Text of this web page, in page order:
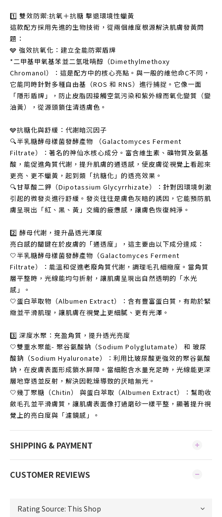
1️⃣ 雙效防禦:抗氧＋抗糖 擊退環境性蠟黃
這款配方採用先進的生物技術，從兩個維度根源解決肌膚發黃問
題：
🩶 強效抗氧化：建立全能防禦盾牌
*二甲基甲氧基苯並二氫吡喃醇（Dimethylmethoxy
Chromanol）：這是配方中的核心亮點。與一般的維他命C不同，
它能同時針對多種自由基（ROS 和 RNS）進行捕捉。它像一面
「隱形盾牌」，防止皮脂因接觸空氣污染和紫外線而氧化變質（變
油黃），從源頭鎖住清透膚色。
🩶抗糖化與舒緩：代謝暗沉因子
🔍半乳糖酵母樣菌發酵產物 （Galactomyces Ferment
Filtrate）：著名的神仙水核心成分。富含維生素、礦物質及氨基
酸，能促進角質代謝，提升肌膚的通透感，使皮膚從視覺上看起來
更亮、更不蠟黃，起到類「抗糖化」的透亮效果。
🔍甘草酸二鉀（Dipotassium Glycyrrhizate）：針對因環境刺激
引起的微發炎進行舒緩。發炎往往是膚色灰暗的誘因，它能預防肌
膚呈現出「紅、黑、黃」交織的疲憊感，讓膚色恢復純淨。
2️⃣ 酵母代謝，提升晶透光澤度
亮白感的關鍵在於皮膚的「通透度」，這主要由以下成分達成：
🤍半乳糖酵母樣菌發酵產物（Galactomyces Ferment
Filtrate）：能溫和促進老廢角質代謝，調理毛孔細緻度。當角質
層平整時，光線能均勻折射，讓肌膚呈現出自然透明的「水光
感」。
🤍蛋白萃取物（Albumen Extract）：含有豐富蛋白質，有助於緊
緻並平滑肌理，讓肌膚在視覺上更細膩、更有光澤。
3️⃣ 深度水聚：充盈角質，提升透光亮度
🤍雙重水聚能- 聚谷氨酸鈉（Sodium Polyglutamate） 和 玻尿
酸鈉（Sodium Hyaluronate）：利用比玻尿酸更強效的聚谷氨酸
鈉，在皮膚表面形成鎖水屏障。當細胞含水量充足時，光線能更深
層地穿透並反射，解決因乾燥導致的厌暗無光。
🤍幾丁聚糖（Chitin） 與蛋白萃取（Albumen Extract）：幫助收
斂毛孔並平滑膚質，讓肌膚表面像打過磨砂一樣平整，顯著提升視
覺上的亮白度與「濾鏡感」。
SHIPPING & PAYMENT
CUSTOMER REVIEWS